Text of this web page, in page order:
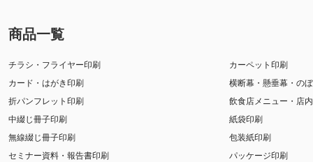
商品一覧
チラシ・フライヤー印刷
カード・はがき印刷
折パンフレット印刷
中綴じ冊子印刷
無線綴じ冊子印刷
セミナー資料・報告書印刷
カーペット印刷
横断幕・懸垂幕・の
飲食店メニュー・店
紙袋印刷
包装紙印刷
パッケージ印刷